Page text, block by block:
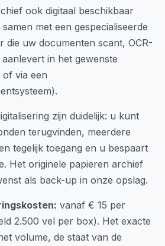
ook digitaal beschikbaar
met een gespecialiseerde
die uw documenten scant, OCR-
in het gewenste
via een
zijn duidelijk: u kunt
terugvinden, meerdere
tegelijk toegang en u bespaart
Het originele papieren archief
als back-up in onze opslag.
vanaf € 15 per
2.500 vel per box). Het exacte
volume, de staat van de